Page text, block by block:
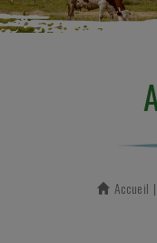
Accueil